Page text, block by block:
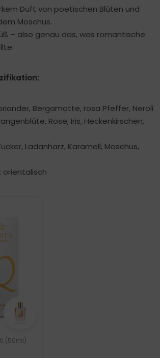
Duft von poetischen Blüten und
Moschus.
– also genau das, was romantische
Bergamotte, rosa Pfeffer, Neroli
Rose, Iris, Heckenkirschen,
Ladanharz, Karamell, Moschus,
: orientalisch
(50ml)